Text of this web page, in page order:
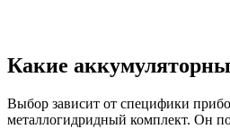
Какие
Выбор зависит от специфики
металлогидридный комплект. Он